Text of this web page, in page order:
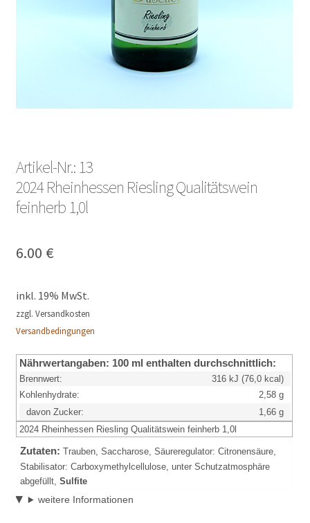
Artikel-Nr.: 13
2024 Rheinhessen Riesling Qualitätswein
feinherb 1,0l
6.00 €
inkl. 19% MwSt.
zzgl. Versandkosten
Versandbedingungen
Nährwertangaben: 100 ml enthalten durchschnittlich:
Brennwert:
316 kJ (76,0 kcal)
Kohlenhydrate:
2,58 g
davon Zucker:
1,66 g
2024 Rheinhessen Riesling Qualitätswein feinherb 1,0l
Zutaten: Trauben, Saccharose, Säureregulator: Citronensäure,
Stabilisator: Carboxymethylcellulose, unter Schutzatmosphäre
abgefüllt, Sulfite
weitere Informationen